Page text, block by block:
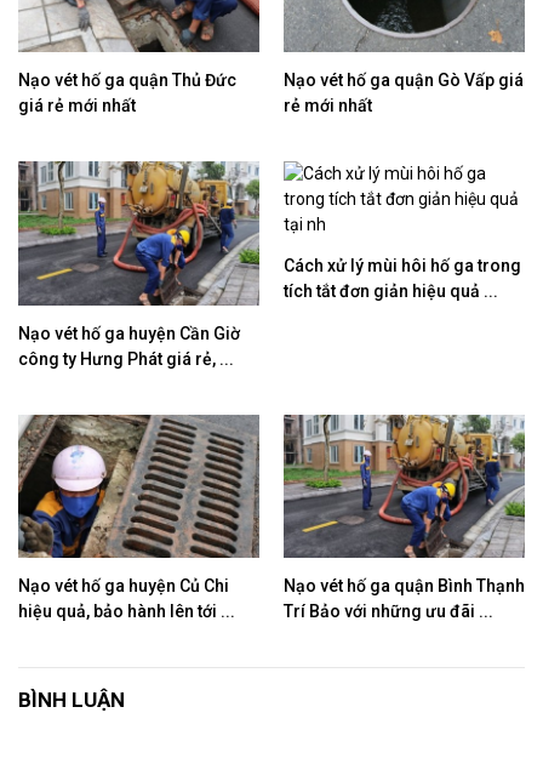
Nạo vét hố ga quận Thủ Đức
giá rẻ mới nhất
Nạo vét hố ga quận Gò Vấp giá
rẻ mới nhất
Nạo vét hố ga huyện Cần Giờ
công ty Hưng Phát giá rẻ, ...
Cách xử lý mùi hôi hố ga trong
tích tắt đơn giản hiệu quả ...
Nạo vét hố ga huyện Củ Chi
hiệu quả, bảo hành lên tới ...
Nạo vét hố ga quận Bình Thạnh
Trí Bảo với những ưu đãi ...
BÌNH LUẬN